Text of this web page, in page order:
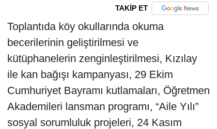
TAKİP ET
Toplantıda köy okullarında okuma
becerilerinin geliştirilmesi ve
kütüphanelerin zenginleştirilmesi, Kızılay
ile kan bağışı kampanyası, 29 Ekim
Cumhuriyet Bayramı kutlamaları, Öğretmen
Akademileri lansman programı, “Aile Yılı”
sosyal sorumluluk projeleri, 24 Kasım